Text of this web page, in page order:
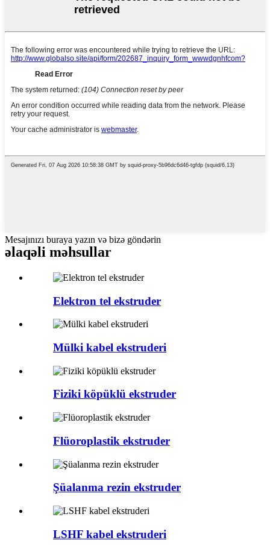
Mesajınızı buraya yazın və bizə göndərin
əlaqəli məhsullar
Elektron tel ekstruder
Mülki kabel ekstruderi
Fiziki köpüklü ekstruder
Flüoroplastik ekstruder
Şüalanma rezin ekstruder
LSHF kabel ekstruderi